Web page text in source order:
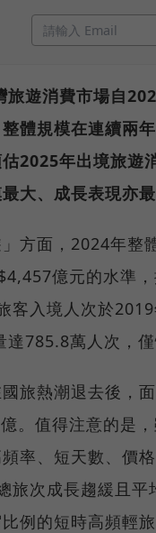
旅遊消費市場自
體規模在連續兩
2025年出境旅遊
大、成長表現亦最
」方面，2024年
億元的水準
客入境人次於
785.8萬人次，
國旅熱潮退去後，
。值得注意的是
率、短天數、價
旅次成長趨緩且
例的短時高頻輕